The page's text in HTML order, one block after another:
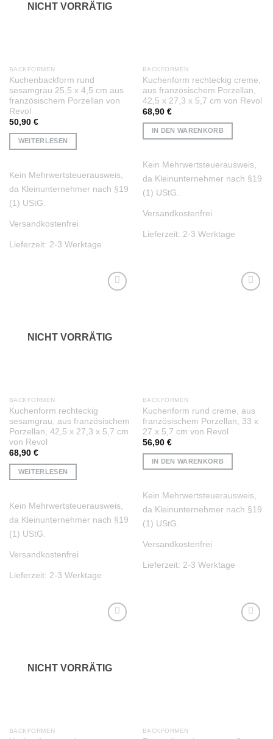
NICHT VORRÄTIG
BACKFORMEN
Kuchenbackform rund
sesamgrau 25,5 x 4,5 cm aus
französischem Porzellan von
Revol
50,90 €
WEITERLESEN
Kein Mehrwertsteuerausweis,
da Kleinunternehmer nach §19
(1) UStG.
Versandkostenfrei
Lieferzeit: 2-3 Werktage
BACKFORMEN
Kuchenform rechteckig creme,
aus französischem Porzellan,
42,5 x 27,3 x 5,7 cm von Revol
68,90 €
IN DEN WARENKORB
Kein Mehrwertsteuerausweis,
da Kleinunternehmer nach §19
(1) UStG.
Versandkostenfrei
Lieferzeit: 2-3 Werktage
NICHT VORRÄTIG
BACKFORMEN
Kuchenform rechteckig
sesamgrau, aus französischem
Porzellan, 42,5 x 27,3 x 5,7 cm
von Revol
68,90 €
WEITERLESEN
Kein Mehrwertsteuerausweis,
da Kleinunternehmer nach §19
(1) UStG.
Versandkostenfrei
Lieferzeit: 2-3 Werktage
BACKFORMEN
Kuchenform rund creme, aus
französischem Porzellan, 33 x
27 x 5,7 cm von Revol
56,90 €
IN DEN WARENKORB
Kein Mehrwertsteuerausweis,
da Kleinunternehmer nach §19
(1) UStG.
Versandkostenfrei
Lieferzeit: 2-3 Werktage
NICHT VORRÄTIG
BACKFORMEN BACKFORMEN